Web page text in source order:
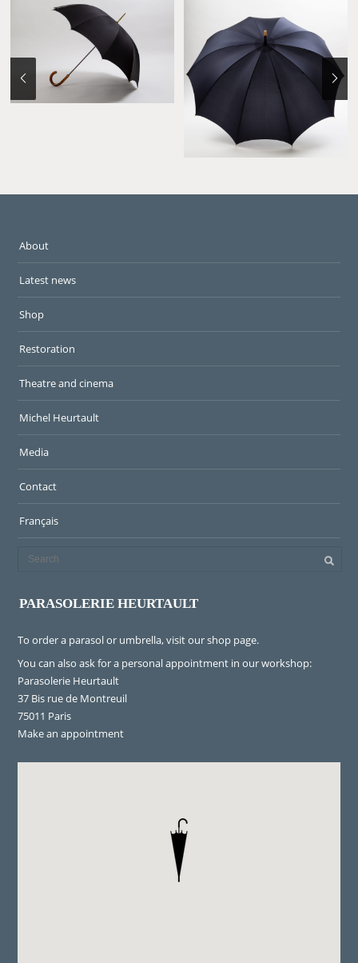
About
Latest news
Shop
Restoration
Theatre and cinema
Michel Heurtault
Media
Contact
Français
PARASOLERIE HEURTAULT
To order a parasol or umbrella, visitour shop page.
You can also ask for a personal appointment in our workshop:
Parasolerie Heurtault
37 Bis rue de Montreuil
75011 Paris
Make an appointment